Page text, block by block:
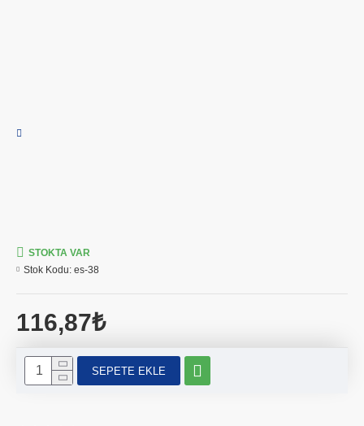
116,87₺
STOKTA VAR
Stok Kodu: es-38
SEPETE EKLE